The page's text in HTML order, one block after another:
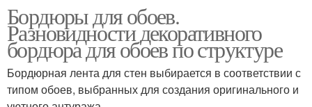
Бордюры для обоев.
Разновидности декоративного
бордюра для обоев по структуре
Бордюрная лента для стен выбирается в соответствии с
типом обоев, выбранных для создания оригинального и